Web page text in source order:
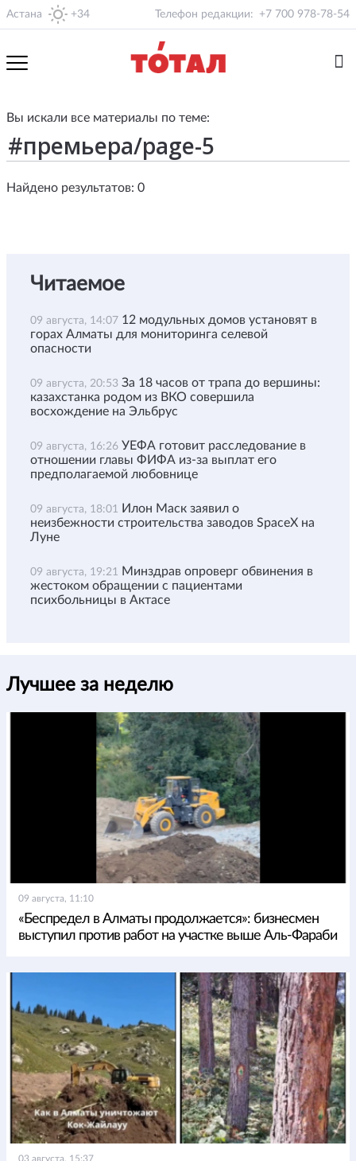
Астана +34 Телефон редакции: +7 700 978-78-54
Вы искали все материалы по теме:
Найдено результатов: 0
Читаемое
09 августа, 14:07 12 модульных домов установят в
горах Алматы для мониторинга селевой
опасности
09 августа, 20:53 За 18 часов от трапа до вершины:
казахстанка родом из ВКО совершила
восхождение на Эльбрус
09 августа, 16:26 УЕФА готовит расследование в
отношении главы ФИФА из-за выплат его
предполагаемой любовнице
09 августа, 18:01 Илон Маск заявил о
неизбежности строительства заводов SpaceX на
Луне
09 августа, 19:21 Минздрав опроверг обвинения в
жестоком обращении с пациентами
психбольницы в Актасе
Лучшее за неделю
09 августа, 11:10
«Беспредел в Алматы продолжается»: бизнесмен
выступил против работ на участке выше Аль-Фараби
03 августа, 15:37